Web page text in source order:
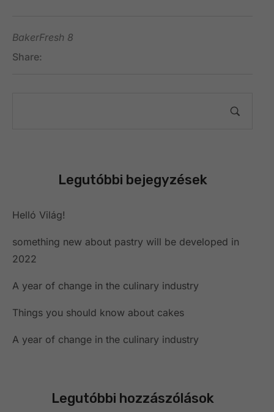
BakerFresh 8
Share:
Legutóbbi bejegyzések
Helló Világ!
something new about pastry will be developed in
2022
A year of change in the culinary industry
Things you should know about cakes
A year of change in the culinary industry
Legutóbbi hozzászólások